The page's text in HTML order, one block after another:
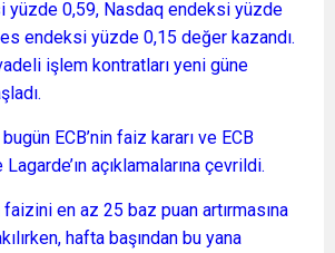
yüzde 0,59, Nasdaq endeksi yüzde
endeksi yüzde 0,15 değer kazandı.
işlem kontratları yeni güne
ECB’nin faiz kararı ve ECB
açıklamalarına çevrildi.
faizini en az 25 baz puan artırmasına
hafta başından bu yana